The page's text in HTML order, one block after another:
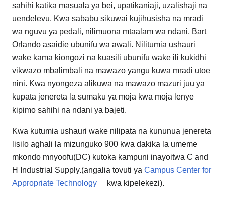
sahihi katika masuala ya bei, upatikaniaji, uzalishaji na
uendelevu. Kwa sababu sikuwai kujihusisha na mradi
wa nguvu ya pedali, nilimuona mtaalam wa ndani, Bart
Orlando asaidie ubunifu wa awali. Nilitumia ushauri
wake kama kiongozi na kuasili ubunifu wake ili kukidhi
vikwazo mbalimbali na mawazo yangu kuwa mradi utoe
nini. Kwa nyongeza alikuwa na mawazo mazuri juu ya
kupata jenereta la sumaku ya moja kwa moja lenye
kipimo sahihi na ndani ya bajeti.
Kwa kutumia ushauri wake nilipata na kununua jenereta
lisilo aghali la mizunguko 900 kwa dakika la umeme
mkondo mnyoofu(DC) kutoka kampuni inayoitwa C and
H Industrial Supply.(angalia tovuti ya Campus Center for
Appropriate Technology
kwa kipelekezi).